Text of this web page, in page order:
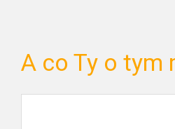
A co Ty o tym